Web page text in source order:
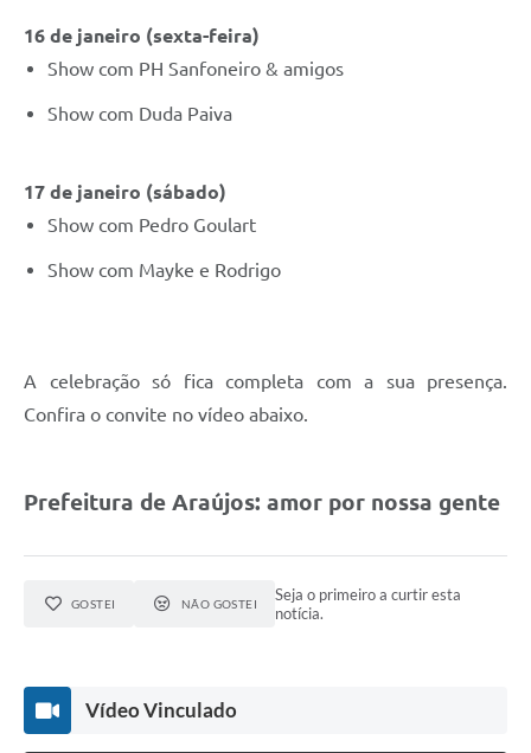
A Prefeitura
Contratos
Ouvidoria
Audiências Públicas
Turismo
Galeria de Vídeos
Contas Públicas
Serviços Online
Telefones Úteis
16 de janeiro (sexta-feira)
Show com PH Sanfoneiro & amigos
Show com Duda Paiva
17 de janeiro (sábado)
Show com Pedro Goulart
Show com Mayke e Rodrigo
A celebração só fica completa com a sua presença.
Confira o convite no vídeo abaixo.
Prefeitura de Araújos: amor por nossa gente
GOSTEI NÃO GOSTEI
Seja o primeiro a curtir esta
notícia.
Vídeo Vinculado